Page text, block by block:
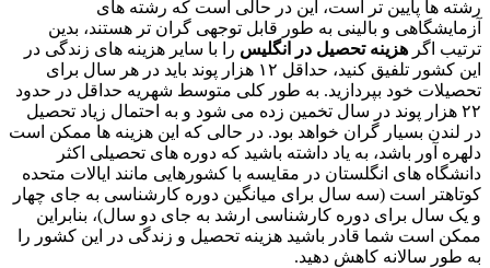
رشته ها پایین تر است، این در حالی است که رشته های
آزمایشگاهی و بالینی به طور قابل توجهی گران تر هستند، بدین
ترتیب اگر هزینه تحصیل در انگلیس را با سایر هزینه های زندگی در
این کشور تلفیق کنید، حداقل ۱۲ هزار پوند باید در هر سال برای
تحصیلات خود بپردازید. به طور کلی متوسط شهریه حداقل در حدود
۲۲ هزار پوند در سال تخمین زده می شود و به احتمال زیاد تحصیل
در لندن بسیار گران خواهد بود. در حالی که این هزینه ها ممکن است
دلهره آور باشد، به یاد داشته باشید که دوره های تحصیلی اکثر
دانشگاه های انگلستان در مقایسه با کشورهایی مانند ایالات متحده
کوتاهتر است (سه سال برای میانگین دوره کارشناسی به جای چهار
و یک سال برای دوره کارشناسی ارشد به جای دو سال)، بنابراین
ممکن است شما قادر باشید هزینه تحصیل و زندگی در این کشور را
به طور سالانه کاهش دهید.